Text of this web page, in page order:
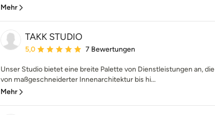
Mehr
TAKK STUDIO
Durchschnittliche Bewertung: 5 von 5 Sternen
5,0 7 Bewertungen
Unser Studio bietet eine breite Palette von Dienstleistungen an, die
von maßgeschneiderter Innenarchitektur bis hi...
Mehr